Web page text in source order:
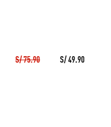
S/ 75.90 S/ 49.90